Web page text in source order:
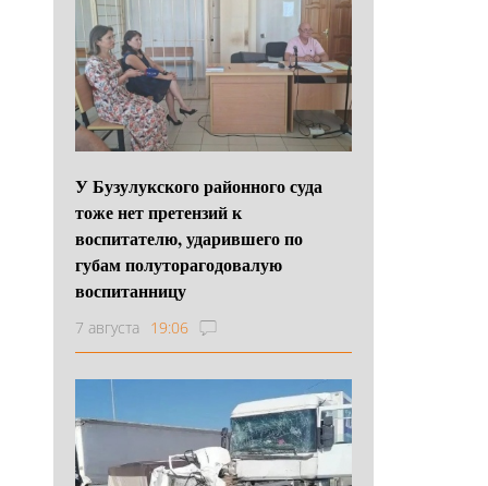
У Бузулукского районного суда
тоже нет претензий к
воспитателю, ударившего по
губам полуторагодовалую
воспитанницу
7 августа 19:06